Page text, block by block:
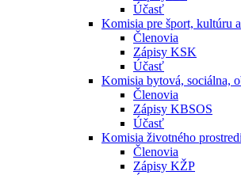
Účasť
Komisia pre šport, kultúru
Členovia
Zápisy KSK
Účasť
Komisia bytová, sociálna,
Členovia
Zápisy KBSOS
Účasť
Komisia životného
Členovia
Zápisy KŽP